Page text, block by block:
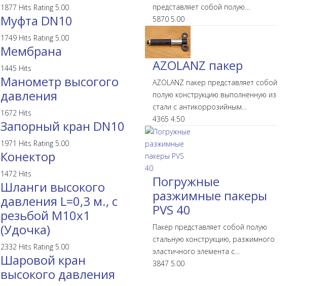
1877 Hits Rating 5.00
Муфта DN10
1749 Hits Rating 5.00
Мембрана
1445 Hits
Манометр высогого
давления
1672 Hits
Запорный кран DN10
1971 Hits Rating 5.00
Конектор
1472 Hits
Шланги высокого
давления L=0,3 м., с
резьбой М10х1
(Удочка)
2332 Hits Rating 5.00
Шаровой кран
высокого давления
представляет собой полую…
5870 5.00
AZOLANZ пакер
AZOLANZ пакер представляет собой
полую конструкцию выполненную из
стали с антикоррозийным…
4365 4.50
Погружные
разжимные пакеры
PVS 40
Пакер представляет собой полую
стальную конструкцию, разжимного
эластичного элемента с…
3847 5.00